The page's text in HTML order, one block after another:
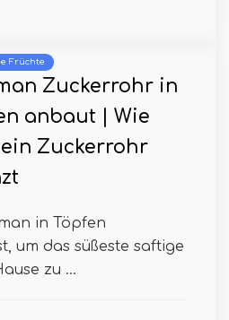
Früchte
Zuckerrohr in
anbaut | Wie
Zuckerrohr
in Töpfen
um das süßeste saftige
zu ...